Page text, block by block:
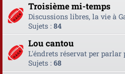
Troisième mi-temps
Discussions libres, la vie à
Sujets : 84
Lou cantou
L'éndrets réservat per parlar
Sujets : 68